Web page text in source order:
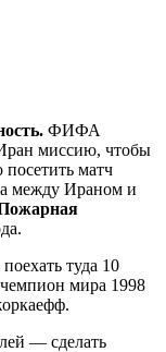
ФИФА
миссию, чтобы
матч
между Ираном и
туда 10
мира 1998
— сделать